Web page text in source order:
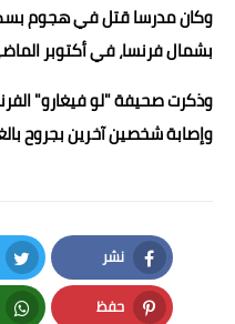
وكان مدرسا قتل في هجوم
بشمال فرنسا، في أكتوبر
وذكرت صحيفة "لو فيغارو"
وإصابة شخصين آخرين بجروح
نشر
Facebook
حفظ